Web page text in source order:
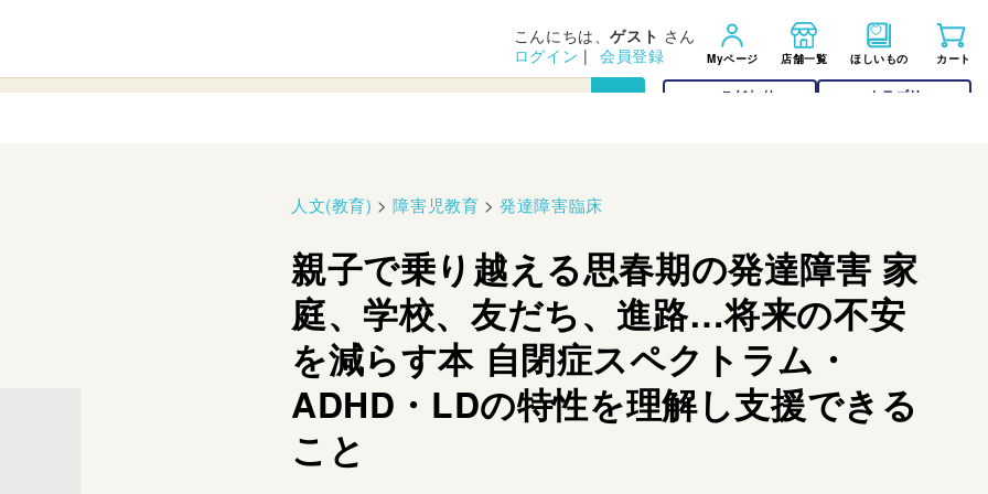
こだわり カテゴリー
こんにちは、ゲスト さん
ログイン | 会員登録 Myページ 店舗一覧 ほしいもの カート
人文(教育) >障害児教育 >発達障害臨床
親子で乗り越える思春期の発達障害 家
庭、学校、友だち、進路…将来の不安
を減らす本 自閉症スペクトラム・
ADHD・LDの特性を理解し支援できる
こと